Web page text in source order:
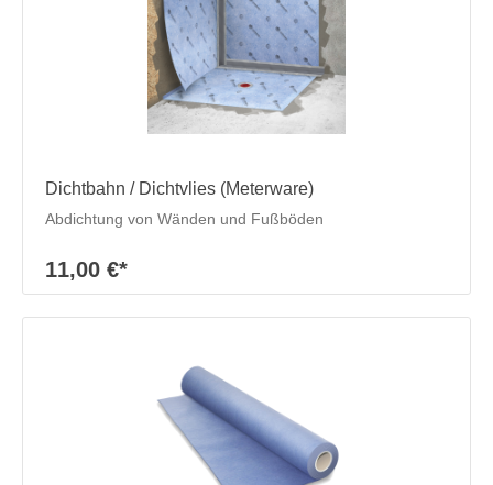
Dichtbahn / Dichtvlies (Meterware)
Abdichtung von Wänden und Fußböden
11,00 €*